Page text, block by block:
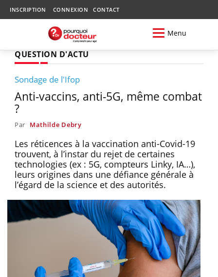
INSCRIPTION CONNEXION CONTACT
Menu
QUESTION D'ACTU
Sondage de l'Ifop
Anti-vaccins, anti-5G, même combat
?
Par Mathilde Debry
Les réticences à la vaccination anti-Covid-19
trouvent, à l’instar du rejet de certaines
technologies (ex : 5G, compteurs Linky, IA…),
leurs origines dans une défiance générale à
l’égard de la science et des autorités.